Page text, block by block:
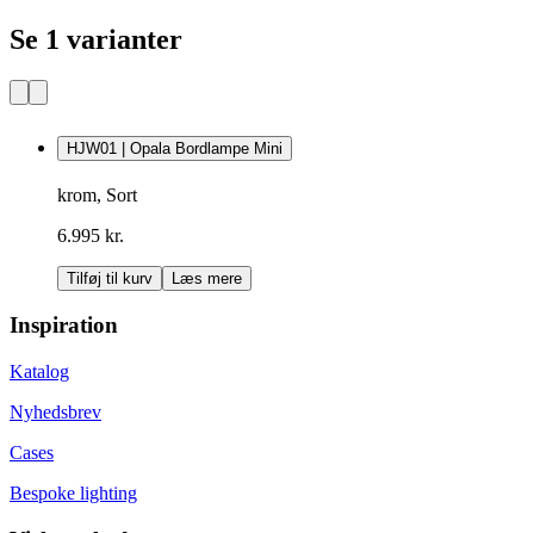
Se 1 varianter
HJW01 | Opala Bordlampe Mini
krom, Sort
6.995 kr.
Tilføj til kurv Læs mere
Inspiration
Katalog
Nyhedsbrev
Cases
Bespoke lighting